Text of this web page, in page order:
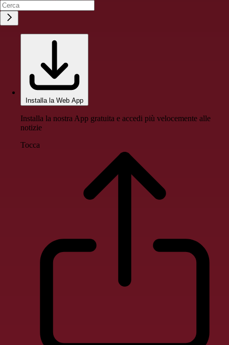
Installa la Web App
Installa la nostra App gratuita e accedi più velocemente alle
notizie
Tocca